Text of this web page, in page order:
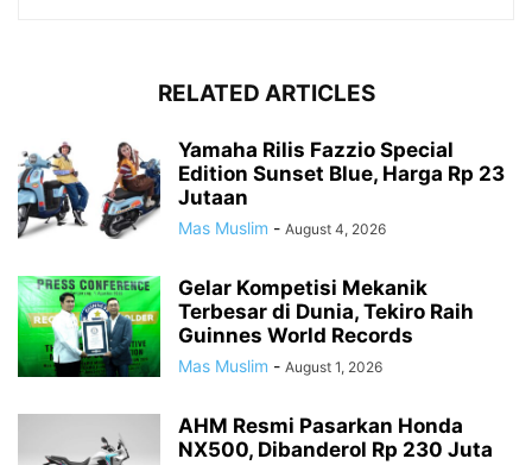
RELATED ARTICLES
Yamaha Rilis Fazzio Special
Edition Sunset Blue, Harga Rp 23
Jutaan
Mas Muslim - August 4, 2026
Gelar Kompetisi Mekanik
Terbesar di Dunia, Tekiro Raih
Guinnes World Records
Mas Muslim - August 1, 2026
AHM Resmi Pasarkan Honda
NX500, Dibanderol Rp 230 Juta